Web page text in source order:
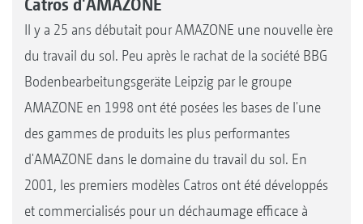
Il y a 25 ans débutait pour AMAZONE une nouvelle ère
du travail du sol. Peu après le rachat de la société BBG
Bodenbearbeitungsgeräte Leipzig par le groupe
AMAZONE en 1998 ont été posées les bases de l'une
des gammes de produits les plus performantes
d'AMAZONE dans le domaine du travail du sol. En
2001, les premiers modèles Catros ont été développés
et commercialisés pour un déchaumage efficace à